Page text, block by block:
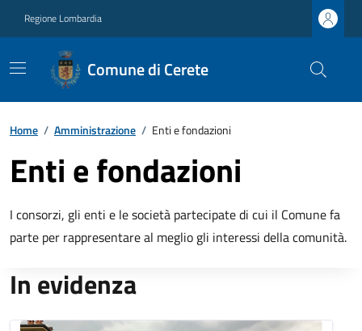
Regione Lombardia
Comune di Cerete
Home / Amministrazione / Enti e fondazioni
Enti e fondazioni
I consorzi, gli enti e le società partecipate di cui il Comune fa
parte per rappresentare al meglio gli interessi della comunità.
In evidenza